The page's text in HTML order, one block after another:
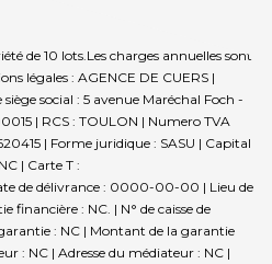
de 10 lots.Les charges annuelles sont
légales : AGENCE DE CUERS |
siège social : 5 avenue Maréchal Foch -
| RCS : TOULON | Numero TVA
| Forme juridique : SASU | Capital
| Carte T :
de délivrance : 0000-00-00 | Lieu de
financière : NC. | N° de caisse de
: NC | Montant de la garantie
: NC | Adresse du médiateur : NC |